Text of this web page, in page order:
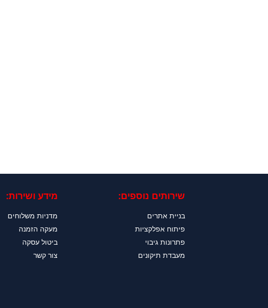
שירותים נוספים:
בניית אתרים
פיתוח אפלקציות
פתרונות גיבוי
מעבדת תיקונים
מידע ושירות:
מדניות משלוחים
מעקה הזמנה
ביטול עסקה
צור קשר